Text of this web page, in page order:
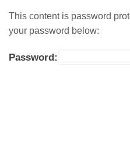
This content is password
your password below:
Password: